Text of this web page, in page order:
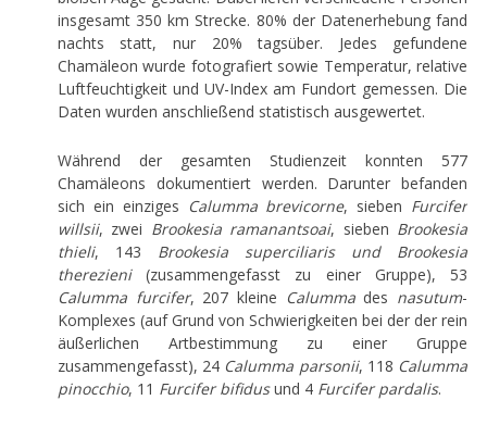
insgesamt 350 km Strecke. 80% der Datenerhebung fand
nachts statt, nur 20% tagsüber. Jedes gefundene
Chamäleon wurde fotografiert sowie Temperatur, relative
Luftfeuchtigkeit und UV-Index am Fundort gemessen. Die
Daten wurden anschließend statistisch ausgewertet.
Während der gesamten Studienzeit konnten 577
Chamäleons dokumentiert werden. Darunter befanden
sich ein einziges Calumma brevicorne, sieben Furcifer
willsii, zwei Brookesia ramanantsoai, sieben Brookesia
thieli, 143 Brookesia superciliaris und Brookesia
therezieni(zusammengefasst zu einer Gruppe), 53
Calumma furcifer, 207 kleine Calummades nasutum-
Komplexes (auf Grund von Schwierigkeiten bei der der rein
äußerlichen Artbestimmung zu einer Gruppe
zusammengefasst), 24 Calumma parsonii, 118 Calumma
pinocchio, 11 Furcifer bifidusund 4 Furcifer pardalis.